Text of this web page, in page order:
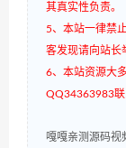
其真实性负责。
5、本站一律禁
客发现请向站长
6、本站资源大
QQ34363983联
嘎嘎亲测源码视